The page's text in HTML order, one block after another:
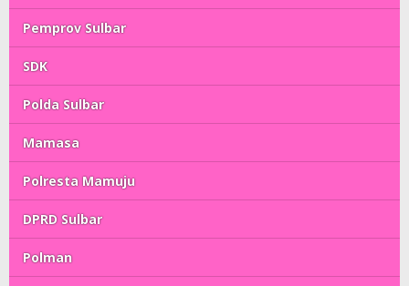
Pemprov Sulbar
SDK
Polda Sulbar
Mamasa
Polresta Mamuju
DPRD Sulbar
Polman